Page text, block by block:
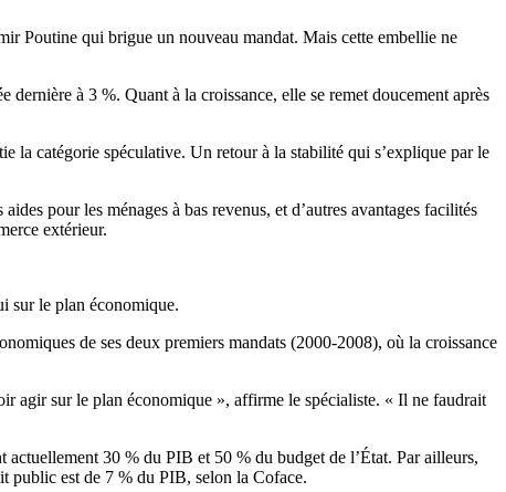
Poutine qui brigue un nouveau mandat. Mais cette embellie ne
à 3 %. Quant à la croissance, elle se remet doucement après
la catégorie spéculative. Un retour à la stabilité qui s’explique par le
pour les ménages à bas revenus, et d’autres avantages facilités
extérieur.
sur le plan économique.
de ses deux premiers mandats (2000-2008), où la croissance
agir sur le plan économique », affirme le spécialiste. « Il ne faudrait
actuellement 30 % du PIB et 50 % du budget de l’État. Par ailleurs,
public est de 7 % du PIB, selon la Coface.